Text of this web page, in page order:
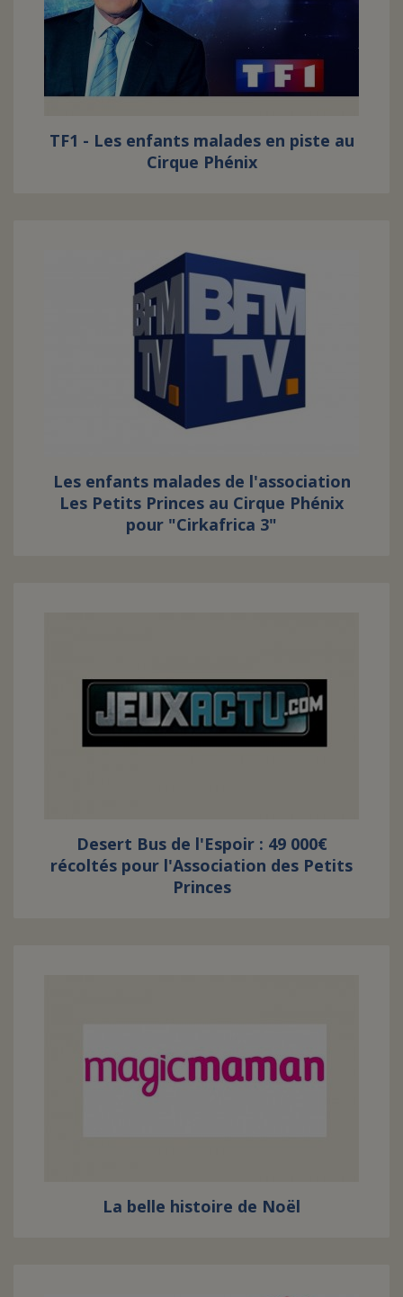
FAIRE UN DON
ASSURANCE VIE/LEGS
ESPACE PRESSE
TF1 - Les enfants malades en piste au
Cirque Phénix
Les enfants malades de l'association
Les Petits Princes au Cirque Phénix
pour "Cirkafrica 3"
Desert Bus de l'Espoir : 49 000€
récoltés pour l'Association des Petits
Princes
La belle histoire de Noël